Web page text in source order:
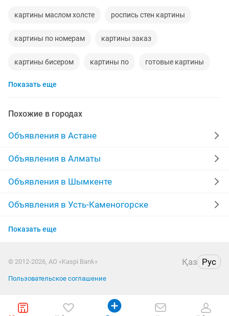
картины маслом холсте роспись стен картины
картины по номерам картины заказ
картины бисером картины по готовые картины
Показать еще
Похожие в городах
Объявления в Астане
Объявления в Алматы
Объявления в Шымкенте
Объявления в Усть-Каменогорске
Объявления в Актобе
Объявления в Таразе
Объявления в Павлодаре
Показать еще
© 2012-2026, АО «Kaspi Bank» Қаз Рус
Пользовательское соглашение